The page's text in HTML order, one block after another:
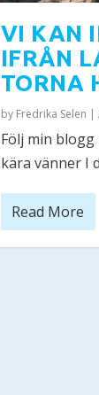
VI KAN
IFRÅN
TORNA
by Fredrika Selen |
Följ min
kära vänner I
Read More